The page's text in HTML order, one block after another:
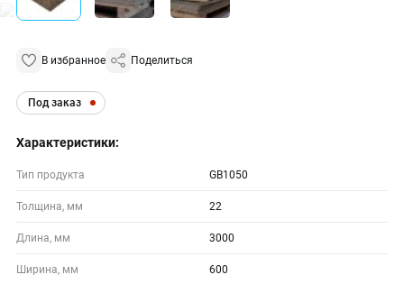
В избранное Поделиться
Под заказ
Характеристики:
Тип продукта GB1050
Толщина, мм 22
Длина, мм 3000
Ширина, мм 600